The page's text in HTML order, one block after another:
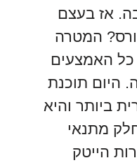
אז בעצם
המטרה
כל האמצעים
היום תוכנת
ביותר והיא
מתנאי
הייטק